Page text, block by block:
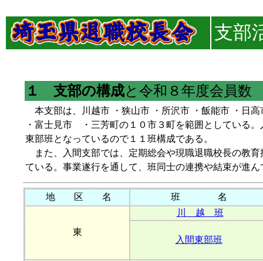
支部
１ 支部の構成と令和８年度会員数
本支部は、川越市 ・狭山市 ・所沢市 ・飯能市 ・日
・富士見市 ・三芳町の１０市３町を範囲としている
東部班となっているので１１班構成である。
また、入間支部では、定期総会や現職退職校長の教
ている。事業遂行を通して、班同士の連携や結束が進
地 区 名 班 名
東
川 越 班
入間東部班